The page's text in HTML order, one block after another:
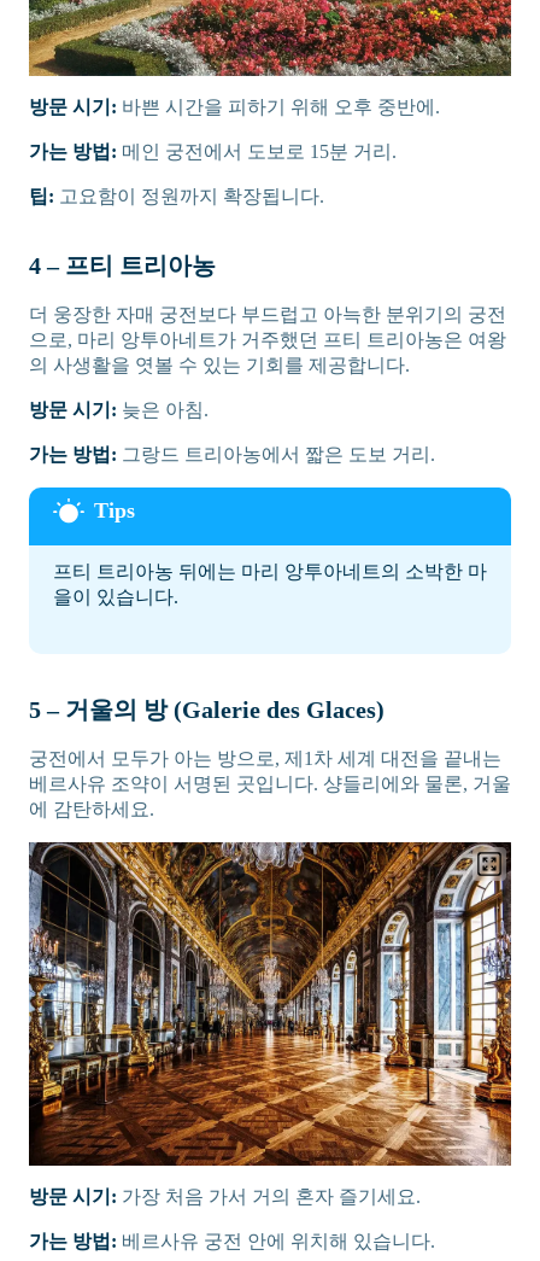
방문 시기: 바쁜 시간을 피하기 위해 오후 중반에.
가는 방법: 메인 궁전에서 도보로 15분 거리.
팁: 고요함이 정원까지 확장됩니다.
4 – 프티 트리아농
더 웅장한 자매 궁전보다 부드럽고 아늑한 분위기의 궁전
으로, 마리 앙투아네트가 거주했던 프티 트리아농은 여왕
의 사생활을 엿볼 수 있는 기회를 제공합니다.
방문 시기: 늦은 아침.
가는 방법: 그랑드 트리아농에서 짧은 도보 거리.
프티 트리아농 뒤에는 마리 앙투아네트의 소박한 마
을이 있습니다.
5 – 거울의 방 (Galerie des Glaces)
궁전에서 모두가 아는 방으로, 제1차 세계 대전을 끝내는
베르사유 조약이 서명된 곳입니다. 샹들리에와 물론, 거울
에 감탄하세요.
방문 시기: 가장 처음 가서 거의 혼자 즐기세요.
가는 방법: 베르사유 궁전 안에 위치해 있습니다.
Switch Language
Your browser language is English, would you like to switch the